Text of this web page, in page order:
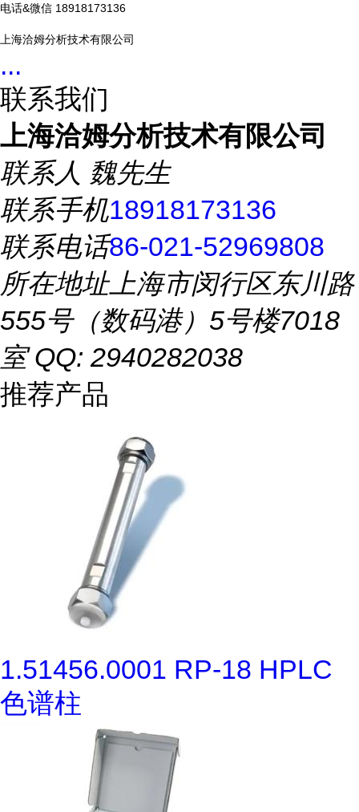
电话&微信 18918173136
上海洽姆分析技术有限公司
...
联系我们
上海洽姆分析技术有限公司
联系人 魏先生
联系手机18918173136
联系电话86-021-52969808
所在地址上海市闵行区东川路
555号（数码港）5号楼7018
室 QQ: 2940282038
推荐产品
1.51456.0001 RP-18 HPLC
色谱柱